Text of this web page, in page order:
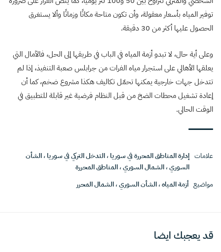
توفير المياه بأسعار معقولة، وأن تكون متاحة مكانًا وزمانًا وألا يستغرق
الحصول عليها أكثر من 30 دقيقة.
وعلى أية حال، لا تبدو أزمة المياه في الباب في طريقها إلى الحل، فالآمال التي
يعلقها الأهالي على استجرار مياه الفرات من جرابلس صعبة التنفيذ، إذا لم
تتدخل جهات خارجية يمكنها تحمّل تكاليف هكذا مشروع ضخم، كما أن
إعادة تشغيل محطات الضخ من قبل النظام فرضية غير قابلة للتطبيق في
الوقت الحالي.
علامات إدارة المناطق المحررة في سوريا،التدخل التركي في سوريا،الشأن
السوري،الشمال السوري،المناطق المحررة
مواضيع أزمة المياه،الشأن السوري،الشمال المحرر
قد يعجبك ايضا